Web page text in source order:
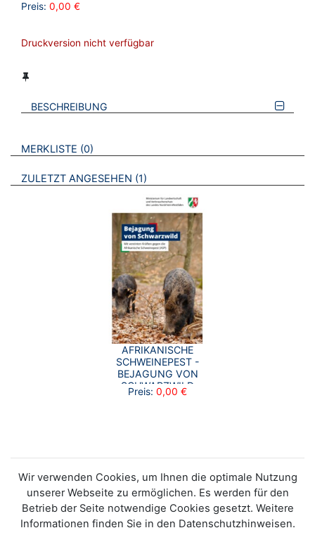
Preis: 0,00 €
Druckversion nicht verfügbar
BESCHREIBUNG
VERWEISE AUF VERMERKTE- ODER ZULETZT ANGESEHENE
MERKLISTE 0 BROSCHÜREN
ZULETZT ANGESEHEN 1 BROSCHÜREN
AFRIKANISCHE
SCHWEINEPEST -
BEJAGUNG VON
SCHWARZWILD
Preis: 0,00 €
Wir verwenden Cookies, um Ihnen die optimale Nutzung
unserer Webseite zu ermöglichen. Es werden für den
Betrieb der Seite notwendige Cookies gesetzt. Weitere
Informationen finden Sie in den Datenschutzhinweisen.